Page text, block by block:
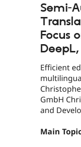
Semi-
Focus
Efficient
GmbH
and
Main